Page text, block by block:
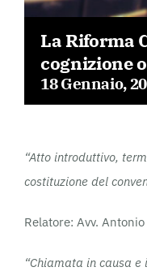
La Riforma
cognizione
18 Gennaio,
“Atto introduttivo,
costituzione del
Relatore: Avv.
“Chiamata in causa